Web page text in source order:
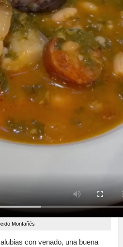
Montañés
con venado, una buena